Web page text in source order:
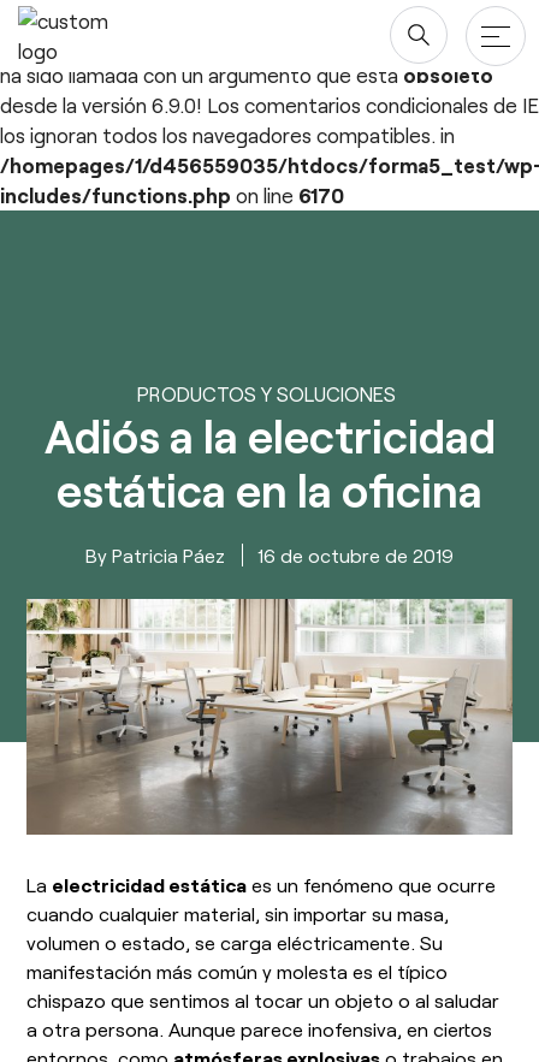
Deprecated
: ¡La función WP_Dependencies->add_data()
ha sido llamada con un argumento que está obsoleto
desde la versión 6.9.0! Los comentarios condicionales de IE
los ignoran todos los navegadores compatibles. in
/homepages/1/d456559035/htdocs/forma5_test/
includes/functions.php on line 6170
Productos
Mesas
Proyectos
Quiénes somos
Sostenibilidad ♻️
Nuestros Showrooms
Empleo
Descargas
esPattio
Contacto
Contacto
EN ES FR DE
PRODUCTOS Y SOLUCIONES
Adiós a la electricidad
estática en la oficina
Patricia Páez 16 de octubre de 2019
La electricidad estática es un fenómeno que ocurre
cuando cualquier material, sin importar su masa,
volumen o estado, se carga eléctricamente. Su
manifestación más común y molesta es el típico
chispazo que sentimos al tocar un objeto o al saludar
a otra persona. Aunque parece inofensiva, en ciertos